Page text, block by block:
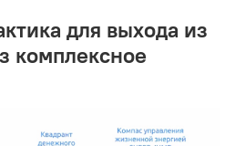
для выхода из
комплексное